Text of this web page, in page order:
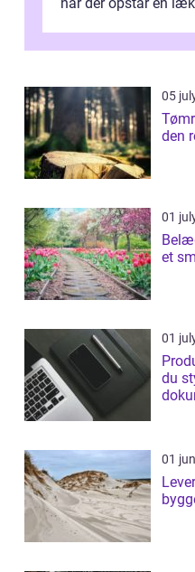
05
Tømrer i
den
01
et
01
du
01